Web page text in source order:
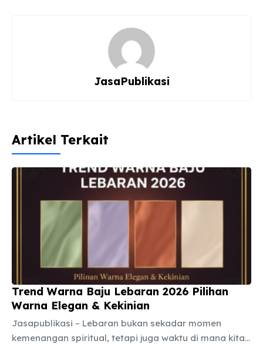
p
p
JasaPublikasi
Artikel Terkait
Trend Warna Baju Lebaran 2026 Pilihan
Warna Elegan & Kekinian
Jasapublikasi – Lebaran bukan sekadar momen
kemenangan spiritual, tetapi juga waktu di mana kita